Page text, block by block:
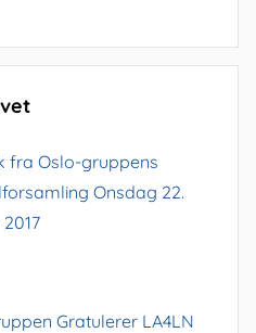
fra Oslo-gruppens
Onsdag 22.
Gratulerer LA4LN